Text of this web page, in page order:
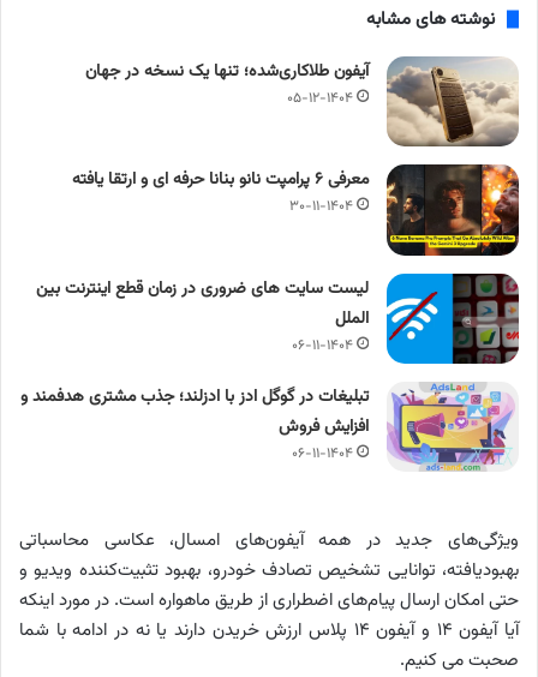
نوشته های مشابه
آیفون طلاکاری‌شده؛ تنها یک نسخه در جهان
۰۵-۱۲-۱۴۰۴
معرفی ۶ پرامپت‌ نانو بنانا حرفه ای و ارتقا یافته
۳۰-۱۱-۱۴۰۴
لیست سایت های ضروری در زمان قطع اینترنت بین
الملل
۰۶-۱۱-۱۴۰۴
تبلیغات در گوگل ادز با ادزلند؛ جذب مشتری هدفمند و
افزایش فروش
۰۶-۱۱-۱۴۰۴
ویژگی‌های جدید در همه آیفون‌های امسال، عکاسی محاسباتی
بهبودیافته، توانایی تشخیص تصادف خودرو، بهبود تثبیت‌کننده ویدیو و
حتی امکان ارسال پیام‌های اضطراری از طریق ماهواره است. در مورد اینکه
آیا آیفون ۱۴ و آیفون ۱۴ پلاس ارزش خریدن دارند یا نه در ادامه با شما
صحبت می کنیم.